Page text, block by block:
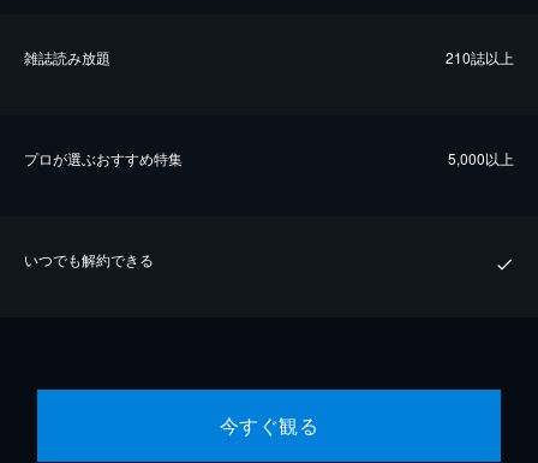
雑誌読み放題 210誌以上
プロが選ぶおすすめ特集 5,000以上
いつでも解約できる
今すぐ観る